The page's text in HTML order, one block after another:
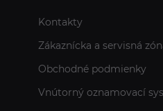
Kontakty
Zákaznícka a servisná
Obchodné podmienky
Vnútorný oznamovací